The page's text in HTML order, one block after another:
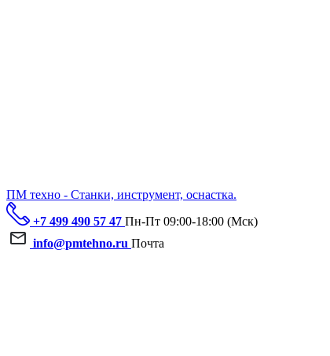
ПМ техно - Станки, инструмент, оснастка.
+7 499 490 57 47 Пн-Пт 09:00-18:00 (Мск)
info@pmtehno.ru Почта